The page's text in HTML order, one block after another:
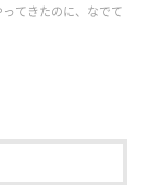
てきたのに、なでて